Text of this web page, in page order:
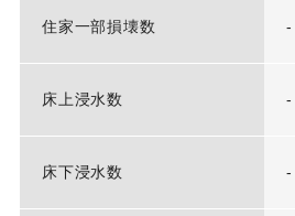
住家一部損壊数 -
床上浸水数 -
床下浸水数 -